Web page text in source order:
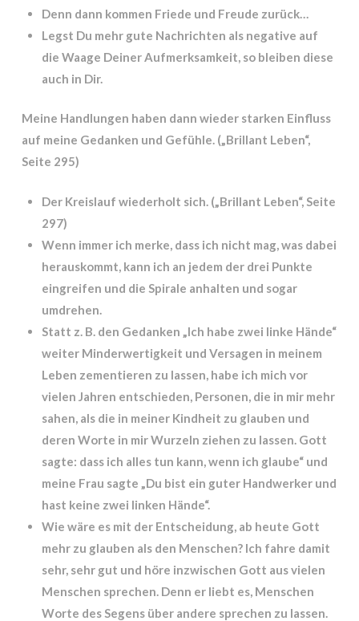
Denn dann kommen Friede und Freude zurück…
Legst Du mehr gute Nachrichten als negative auf
die Waage Deiner Aufmerksamkeit, so bleiben diese
auch in Dir.
Meine Handlungen haben dann wieder starken Einfluss
auf meine Gedanken und Gefühle. („Brillant Leben“,
Seite 295)
Der Kreislauf wiederholt sich. („Brillant Leben“, Seite
297)
Wenn immer ich merke, dass ich nicht mag, was dabei
herauskommt, kann ich an jedem der drei Punkte
eingreifen und die Spirale anhalten und sogar
umdrehen.
Statt z. B. den Gedanken „Ich habe zwei linke Hände“
weiter Minderwertigkeit und Versagen in meinem
Leben zementieren zu lassen, habe ich mich vor
vielen Jahren entschieden, Personen, die in mir mehr
sahen, als die in meiner Kindheit zu glauben und
deren Worte in mir Wurzeln ziehen zu lassen. Gott
sagte: dass ich alles tun kann, wenn ich glaube“ und
meine Frau sagte „Du bist ein guter Handwerker und
hast keine zwei linken Hände“.
Wie wäre es mit der Entscheidung, ab heute Gott
mehr zu glauben als den Menschen? Ich fahre damit
sehr, sehr gut und höre inzwischen Gott aus vielen
Menschen sprechen. Denn er liebt es, Menschen
Worte des Segens über andere sprechen zu lassen.